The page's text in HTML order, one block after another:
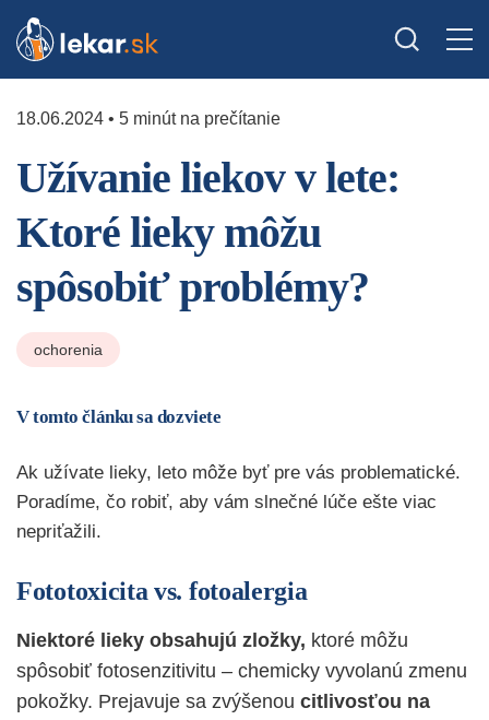
18.06.2024 • 5 minút na prečítanie
Užívanie liekov v lete:
Ktoré lieky môžu
spôsobiť problémy?
ochorenia
V tomto článku sa dozviete
Ak užívate lieky, leto môže byť pre vás problematické.
Poradíme, čo robiť, aby vám slnečné lúče ešte viac
nepriťažili.
Fototoxicita vs. fotoalergia
Niektoré lieky obsahujú zložky, ktoré môžu
spôsobiť fotosenzitivitu – chemicky vyvolanú zmenu
pokožky. Prejavuje sa zvýšenou citlivosťou na